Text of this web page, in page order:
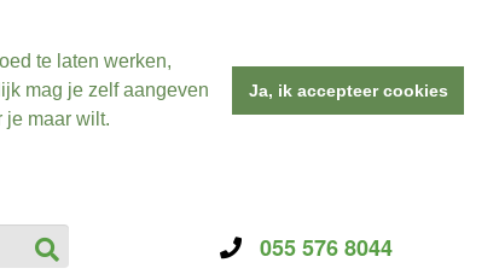
te laten werken,
mag je zelf aangeven
je maar wilt.
Ja, ik accepteer cookies
055 576 8044